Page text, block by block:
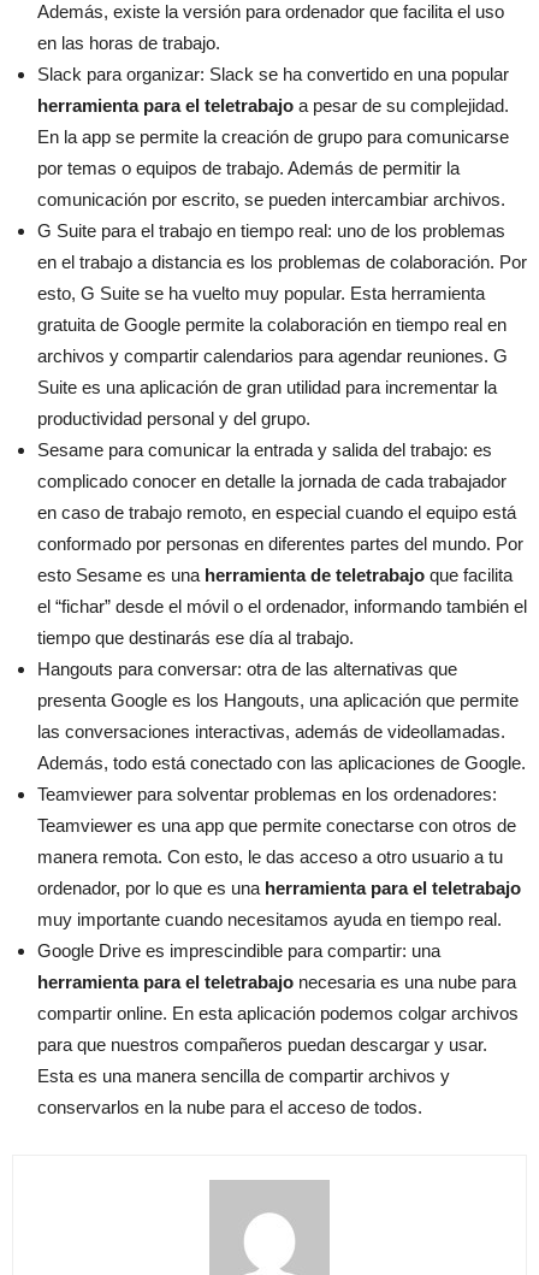
Además, existe la versión para ordenador que facilita el uso
en las horas de trabajo.
Slack para organizar: Slack se ha convertido en una popular
herramienta para el teletrabajo a pesar de su complejidad.
En la app se permite la creación de grupo para comunicarse
por temas o equipos de trabajo. Además de permitir la
comunicación por escrito, se pueden intercambiar archivos.
G Suite para el trabajo en tiempo real: uno de los problemas
en el trabajo a distancia es los problemas de colaboración. Por
esto, G Suite se ha vuelto muy popular. Esta herramienta
gratuita de Google permite la colaboración en tiempo real en
archivos y compartir calendarios para agendar reuniones. G
Suite es una aplicación de gran utilidad para incrementar la
productividad personal y del grupo.
Sesame para comunicar la entrada y salida del trabajo: es
complicado conocer en detalle la jornada de cada trabajador
en caso de trabajo remoto, en especial cuando el equipo está
conformado por personas en diferentes partes del mundo. Por
esto Sesame es una herramienta de teletrabajo que facilita
el “fichar” desde el móvil o el ordenador, informando también el
tiempo que destinarás ese día al trabajo.
Hangouts para conversar: otra de las alternativas que
presenta Google es los Hangouts, una aplicación que permite
las conversaciones interactivas, además de videollamadas.
Además, todo está conectado con las aplicaciones de Google.
Teamviewer para solventar problemas en los ordenadores:
Teamviewer es una app que permite conectarse con otros de
manera remota. Con esto, le das acceso a otro usuario a tu
ordenador, por lo que es una herramienta para el teletrabajo
muy importante cuando necesitamos ayuda en tiempo real.
Google Drive es imprescindible para compartir: una
herramienta para el teletrabajo necesaria es una nube para
compartir online. En esta aplicación podemos colgar archivos
para que nuestros compañeros puedan descargar y usar.
Esta es una manera sencilla de compartir archivos y
conservarlos en la nube para el acceso de todos.